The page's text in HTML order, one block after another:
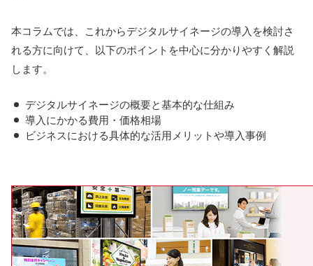
本コラムでは、これからデジタルサイネージの導入を検討さ
れる方に向けて、以下のポイントを中心に分かりやすく解説
します。
デジタルサイネージの概要と基本的な仕組み
導入にかかる費用・価格相場
ビジネスにおける具体的な活用メリットや導入事例